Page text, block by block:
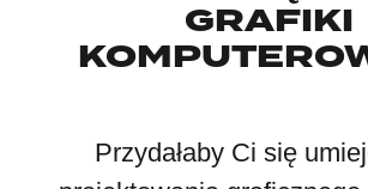
GRAFIKI
Przydałaby Ci się